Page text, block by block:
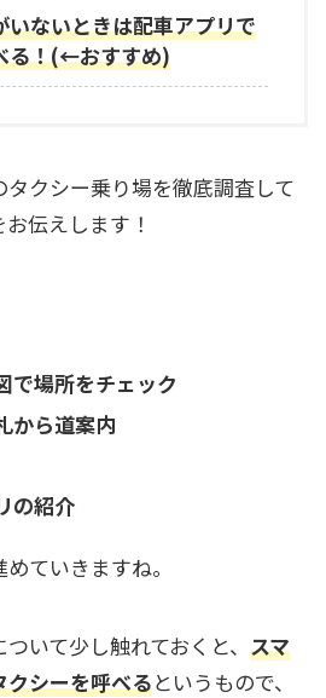
いないときは配車アプリで
る！(←おすすめ)
クシー乗り場を徹底調査して
伝えします！
で場所をチェック
から道案内
の紹介
ていきますね。
いて少し触れておくと、 スマ
クシーを呼べるというもので、